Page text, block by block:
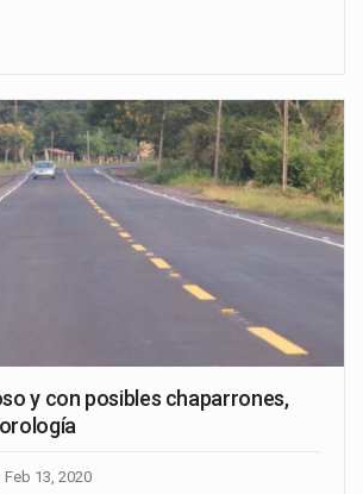
y con posibles chaparrones,
Feb 13, 2020